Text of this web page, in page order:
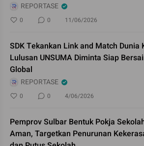
REPORTASE
0 0 11/06/2026
SDK Tekankan Link and Match Dunia
Lulusan UNSUMA Diminta Siap
Global
REPORTASE
0 0 4/06/2026
Pemprov Sulbar Bentuk Pokja
Aman, Targetkan Penurunan